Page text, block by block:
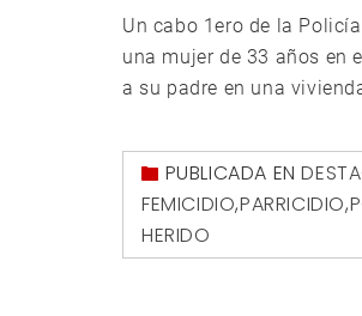
Un cabo 1ero de la
una mujer de 33 años en
a su padre en una
PUBLICADA EN
FEMICIDIO,PARRICIDIO,
HERIDO